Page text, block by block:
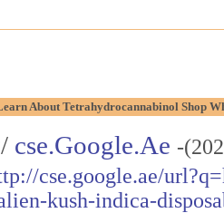
About Tetrahydrocannabinol Shop
cse.Google.Ae -
cse.google.ae/
kush-indica-